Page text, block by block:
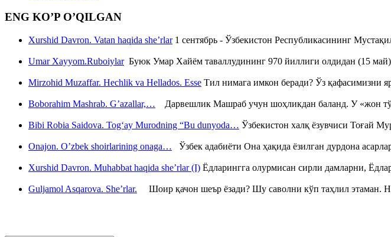
ENG KO’P O’QILGAN
Xurshid Davron. Vatan haqida she’rlar1 сентябрь - Ўзбекистон Республикасининг
Umar Xayyom.RuboiylarБуюк Умар Хайём таваллудининг 970 йиллиги олдидан (15
Mirzohid Muzaffar. Hechlik va Hellados. Esse Тил нимага имкон беради? Ўз қафасимизни
Boborahim Mashrab. G’azallar,… Дарвешлик Машраб учун шоҳликдан баланд. У «жон
Bibi Robia Saidova. Tog‘ay Murodning “Bu dunyoda… Ўзбекистон халқ ёзувчиси Тоғай
Onajon. O’zbek shoirlarining onaga… Ўзбек адабиёти Она ҳақида ёзилган дурдона
Xurshid Davron. Muhabbat haqida she’rlar (I) Ёдларингга олурмисан сирли дамларни,
Guljamol Asqarova. She’rlar. Шоир қачон шеър ёзади? Шу саволни кўп таҳлил этаман.